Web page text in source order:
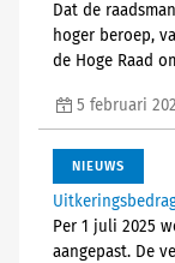
Dat de
hoger beroep,
de Hoge Raad
5 februari
NIEUWS
Per 1 juli 2025
aangepast. De